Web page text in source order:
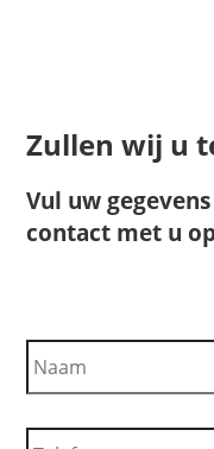
Zullen wij u
Vul uw
contact met u
N
a
T